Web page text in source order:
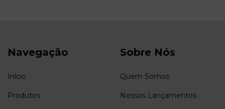
Navegação
Início
Produtos
Sobre Nós
Quem Somos
Nossos Lançamentos